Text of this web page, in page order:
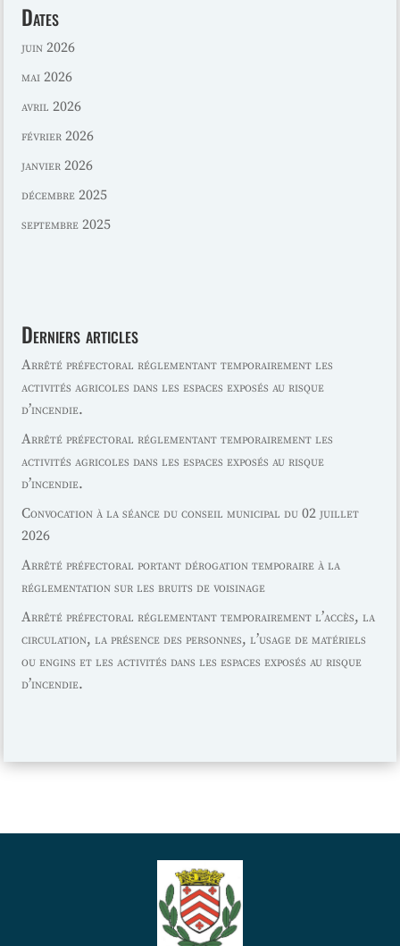
Dates
juin 2026
mai 2026
avril 2026
février 2026
janvier 2026
décembre 2025
septembre 2025
Derniers articles
Arrêté préfectoral réglementant temporairement les
activités agricoles dans les espaces exposés au risque
d’incendie.
Arrêté préfectoral réglementant temporairement les
activités agricoles dans les espaces exposés au risque
d’incendie.
Convocation à la séance du conseil municipal du 02 juillet
2026
Arrêté préfectoral portant dérogation temporaire à la
réglementation sur les bruits de voisinage
Arrêté préfectoral réglementant temporairement l’accès, la
circulation, la présence des personnes, l’usage de matériels
ou engins et les activités dans les espaces exposés au risque
d’incendie.